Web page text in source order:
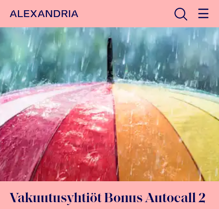
Etusivulle Avaa haku
Vakuutusyhtiöt Bonus Autocall 2